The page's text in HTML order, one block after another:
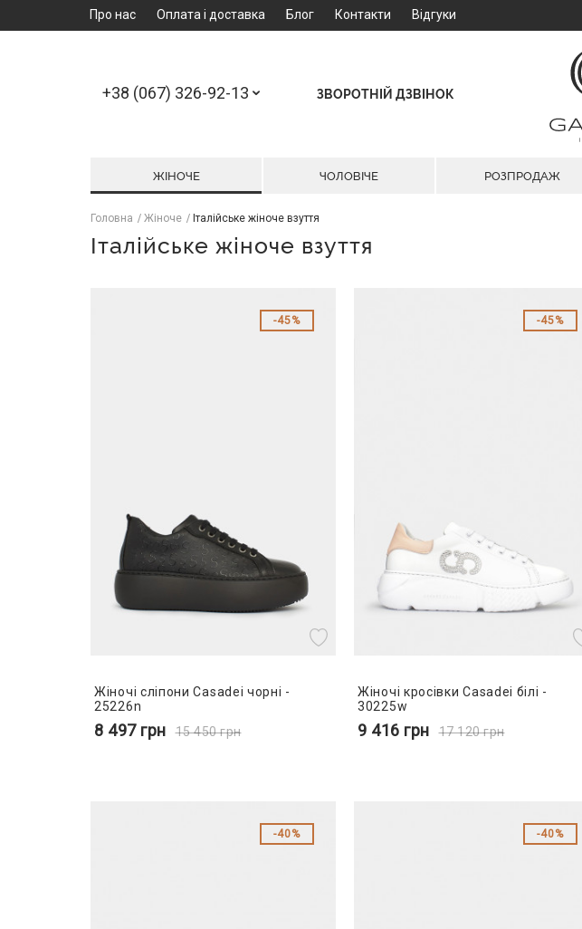
Про нас Оплата і доставка Блог Контакти Відгуки
+38 (067) 326-92-13 ЗВОРОТНІЙ ДЗВІНОК
ЖІНОЧЕ ЧОЛОВІЧЕ РОЗПРОДАЖ
Головна Жіноче Італійське жіноче взуття
Італійське жіноче взуття
45%
Жіночі сліпони Casadei чорні -
25226n
8 497 грн 15 450грн
45%
Жіночі кросівки Casadei білі -
30225w
9 416 грн 17 120грн
40% 40%